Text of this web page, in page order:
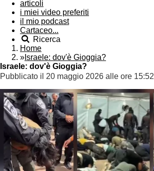
articoli
i miei video preferiti
il mio podcast
Cartaceo...
Ricerca
Home
» Israele: dov'è Gioggia?
Israele: dov'è Gioggia?
Pubblicato il 20 maggio 2026 alle ore 15:52